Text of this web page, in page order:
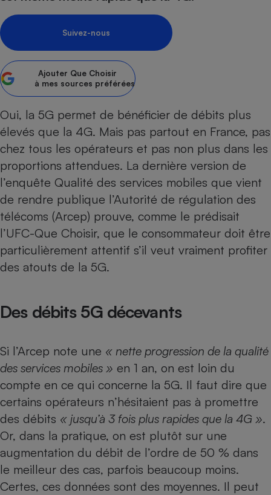
Suivez-nous
Ajouter Que Choisir
à mes sources préférées
Oui, la 5G permet de bénéficier de débits plus
élevés que la 4G. Mais pas partout en France, pas
chez tous les opérateurs et pas non plus dans les
proportions attendues. La dernière version de
l’enquête Qualité des services mobiles que vient
de rendre publique l’Autorité de régulation des
télécoms (Arcep) prouve, comme le prédisait
l’UFC-Que Choisir, que le consommateur doit être
particulièrement attentif s’il veut vraiment profiter
des atouts de la 5G.
Des débits 5G décevants
Si l’Arcep note une « nette progression de la qualité
des services mobiles » en 1 an, on est loin du
compte en ce qui concerne la 5G. Il faut dire que
certains opérateurs n’hésitaient pas à promettre
des débits « jusqu’à 3 fois plus rapides que la 4G ».
Or, dans la pratique, on est plutôt sur une
augmentation du débit de l’ordre de 50 % dans
le meilleur des cas, parfois beaucoup moins.
Certes, ces données sont des moyennes. Il peut
Supermarché - Drive
alimentaire
bouteille
Banque - Crédit
Epargne - Fiscalité
Mutuelle
Banque
Contrôle technique -
Pièce détachée
Comparateur auto
Comparatif climatiseur
Comparatif aspirateur
Comparatif aspirateur
Comparatif cafetière
Comparatif robot cuiseur
Comparatif centrale
Lave-linge
Électricité - Gaz
Comparatif ordinateur
Comparatif ultrabook
Comparatif tablette
Image et son
Informatique
Internet
Téléviseur
Crédit immobilier
Aménagement
Bricolage - Jardinage
Chauffage
Produit d'entretien
Sécurité domestique
Matelas
Hygiène - Beauté
Maladie - Médecine -
Système de santé -
Antimoustique
Maison de retraite
Retraite
Choisir son pellet
Comparateur assurance emprunteur
Energie Moins Chère Ensemble
Tous les comparateurs
Toutes les cartes interactives
Speedtest - Testez le débit de votre
connexion Internet